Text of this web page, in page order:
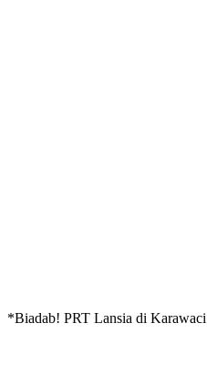
*Biadab! PRT Lansia di